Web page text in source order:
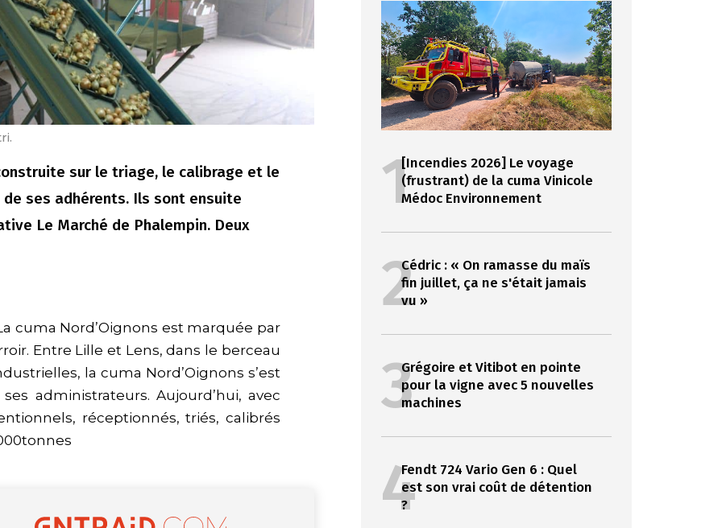
sur le triage, le calibrage et le
ses adhérents. Ils sont ensuite
Le Marché de Phalempin. Deux
cuma Nord’Oignons est marquée par
Entre Lille et Lens, dans le berceau
la cuma Nord’Oignons s’est
administrateurs. Aujourd’hui, avec
réceptionnés, triés, calibrés
1[Incendies 2026] Le voyage
(frustrant) de la cuma Vinicole
Médoc Environnement
2Cédric : « On ramasse du maïs
fin juillet, ça ne s'était jamais
vu »
3Grégoire et Vitibot en pointe
pour la vigne avec 5 nouvelles
machines
4Fendt 724 Vario Gen 6 : Quel
est son vrai coût de détention
?